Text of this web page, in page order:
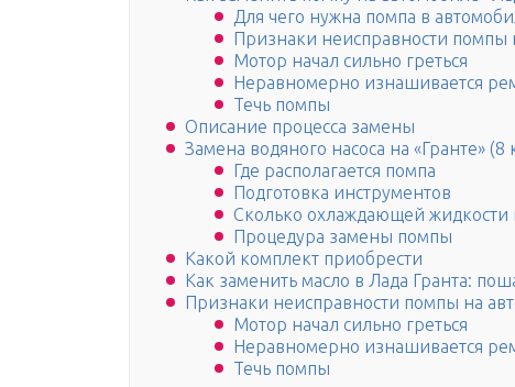
Для чего нужна помпа в
Признаки неисправности помпы
Мотор начал сильно греться
Неравномерно изнашивается
Течь помпы
Описание процесса замены
Замена водяного насоса на «Гранте» (8
Где располагается помпа
Подготовка инструментов
Сколько охлаждающей жидкости
Процедура замены помпы
Какой комплект приобрести
Как заменить масло в Лада Гранта:
Признаки неисправности помпы на
Мотор начал сильно греться
Неравномерно изнашивается
Течь помпы